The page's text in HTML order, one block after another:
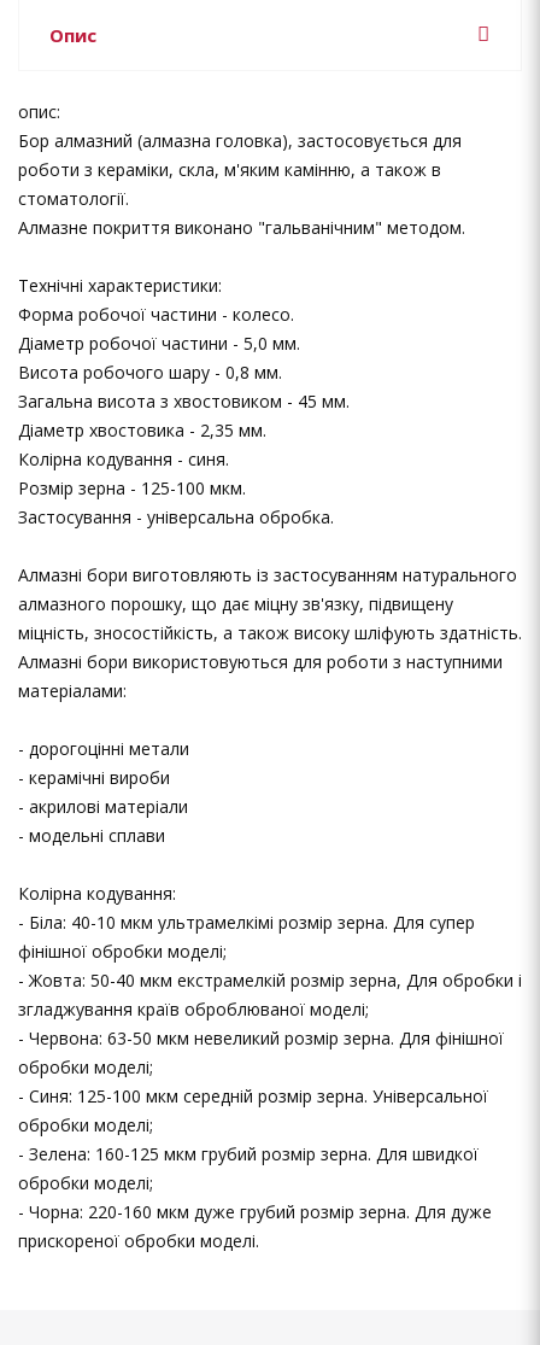
Опис
опис:
Бор алмазний (алмазна головка), застосовується для
роботи з кераміки, скла, м'яким камінню, а також в
стоматології.
Алмазне покриття виконано "гальванічним" методом.
Технічні характеристики:
Форма робочої частини - колесо.
Діаметр робочої частини - 5,0 мм.
Висота робочого шару - 0,8 мм.
Загальна висота з хвостовиком - 45 мм.
Діаметр хвостовика - 2,35 мм.
Колірна кодування - синя.
Розмір зерна - 125-100 мкм.
Застосування - універсальна обробка.
Алмазні бори виготовляють із застосуванням натурального
алмазного порошку, що дає міцну зв'язку, підвищену
міцність, зносостійкість, а також високу шліфують здатність.
Алмазні бори використовуються для роботи з наступними
матеріалами:
- дорогоцінні метали
- керамічні вироби
- акрилові матеріали
- модельні сплави
Колірна кодування:
- Біла: 40-10 мкм ультрамелкімі розмір зерна. Для супер
фінішної обробки моделі;
- Жовта: 50-40 мкм екстрамелкій розмір зерна, Для обробки і
згладжування країв оброблюваної моделі;
- Червона: 63-50 мкм невеликий розмір зерна. Для фінішної
обробки моделі;
- Синя: 125-100 мкм середній розмір зерна. Універсальної
обробки моделі;
- Зелена: 160-125 мкм грубий розмір зерна. Для швидкої
обробки моделі;
- Чорна: 220-160 мкм дуже грубий розмір зерна. Для дуже
прискореної обробки моделі.